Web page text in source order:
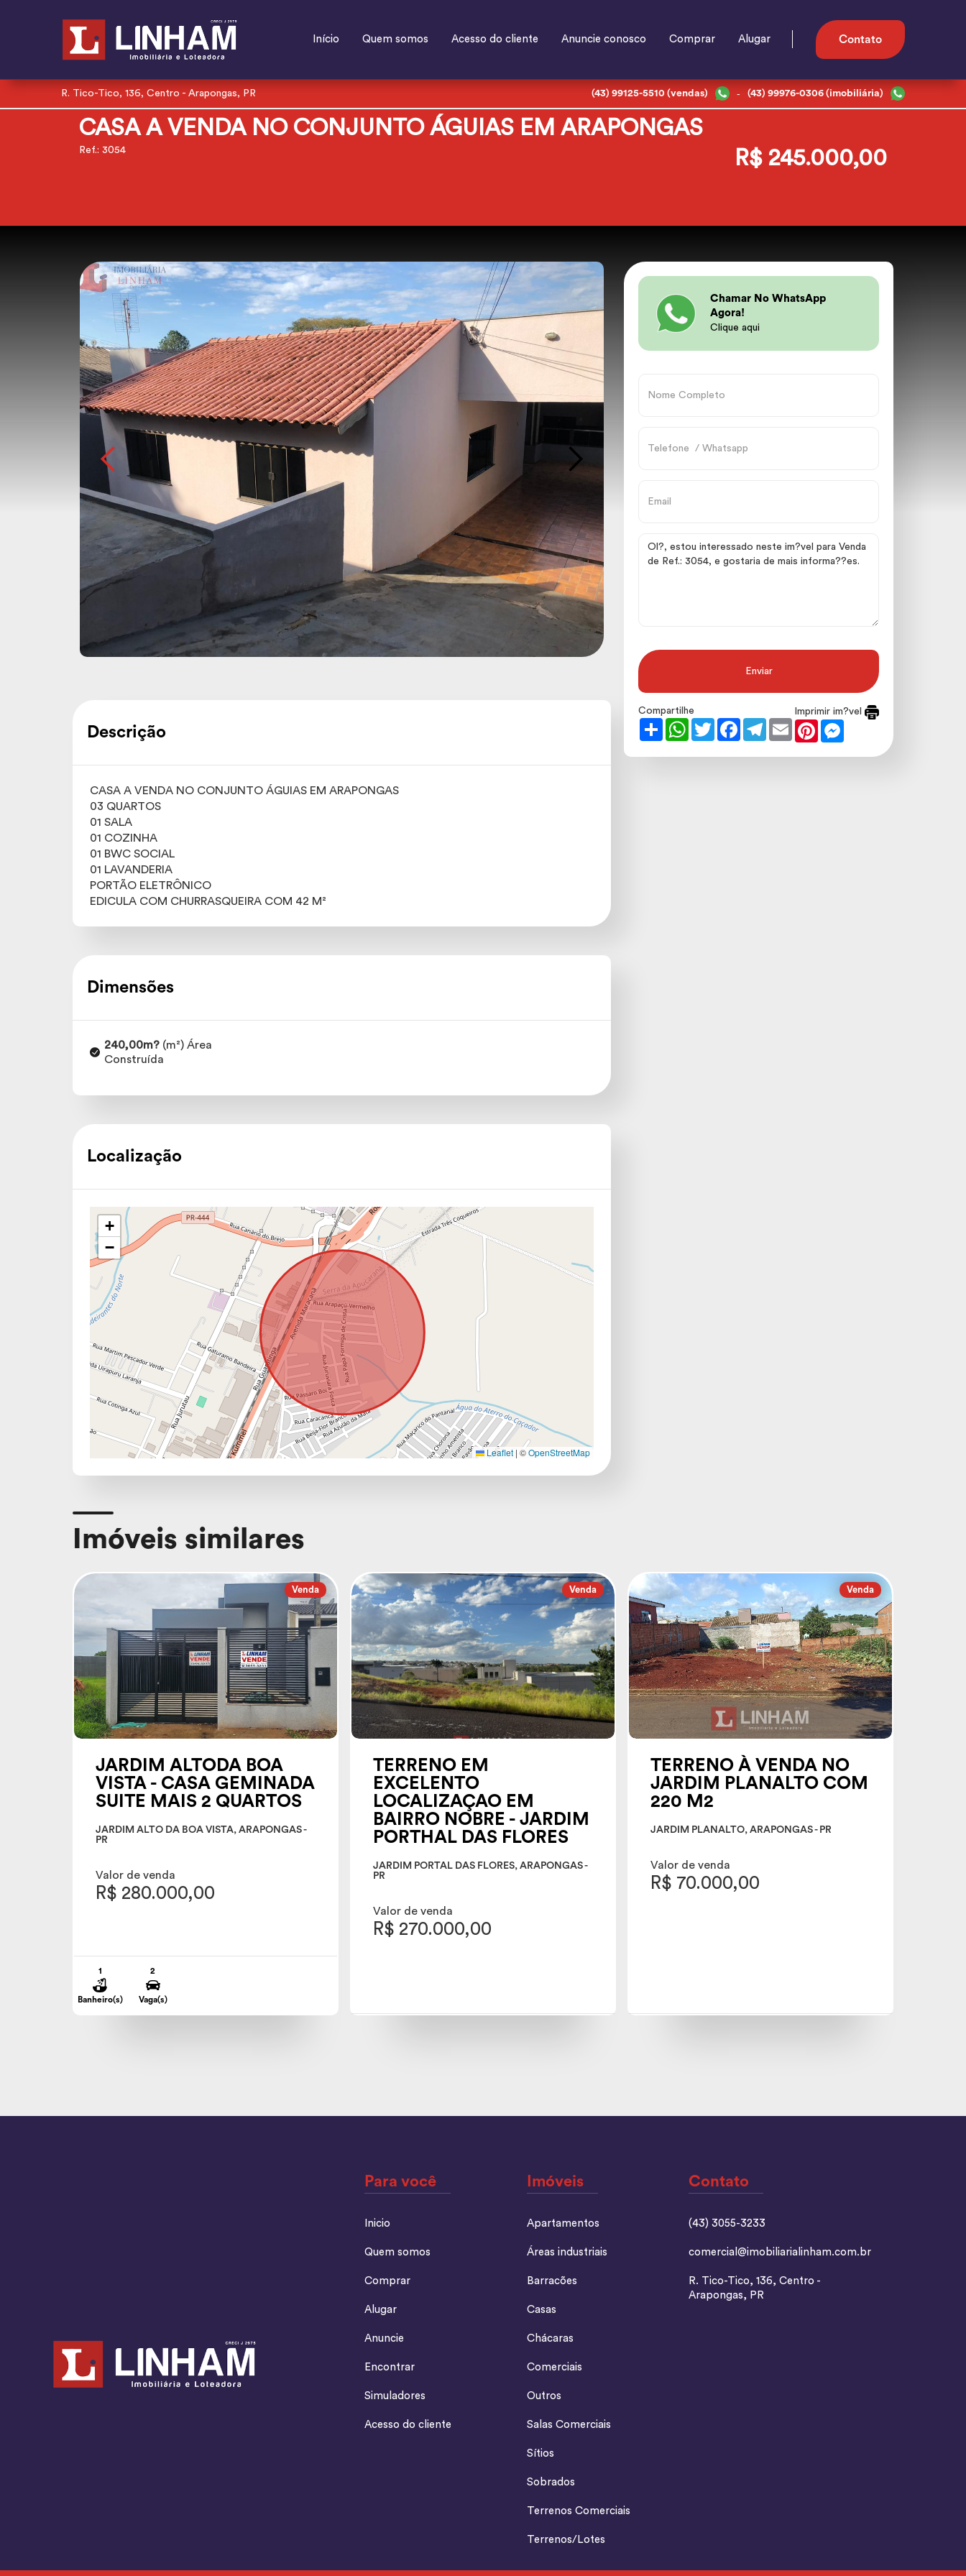
Início Quem somos Acesso do cliente Anuncie conosco Comprar Alugar Contato
R. Tico-Tico, 136, Centro - Arapongas, PR (43) 99125-5510 (vendas) - (43) 99976-0306 (imobiliária)
CASA A VENDA NO CONJUNTO ÁGUIAS EM ARAPONGAS
Ref.: 3054 R$ 245.000,00
Descrição
CASA A VENDA NO CONJUNTO ÁGUIAS EM ARAPONGAS
03 QUARTOS
01 SALA
01 COZINHA
01 BWC SOCIAL
01 LAVANDERIA
PORTÃO ELETRÔNICO
EDICULA COM CHURRASQUEIRA COM 42 M²
Dimensões
240,00m?(m²) Área
Construída
Localização
+
−
Leaflet | ©OpenStreetMap
Chamar No WhatsApp
Agora!
Clique aqui
Enviar
Imprimir im?vel
Compartilhe
Share
WhatsApp
TwitterFacebookTelegram
Email Pinterest
Imóveis similares
Venda
JARDIM ALTODA BOA
VISTA - CASA GEMINADA
SUITE MAIS 2 QUARTOS
JARDIM ALTO DA BOA VISTA, ARAPONGAS -
PR
Valor de venda
R$ 280.000,00
1
Banheiro(s)
2
Vaga(s)
Venda
TERRENO EM
EXCELENTO
LOCALIZAÇAO EM
BAIRRO NOBRE - JARDIM
PORTHAL DAS FLORES
JARDIM PORTAL DAS FLORES, ARAPONGAS -
PR
Valor de venda
R$ 270.000,00
Venda
TERRENO À VENDA NO
JARDIM PLANALTO COM
220 M2
JARDIM PLANALTO, ARAPONGAS - PR
Valor de venda
R$ 70.000,00
Para você
Inicio
Quem somos
Comprar
Alugar
Anuncie
Encontrar
Simuladores
Acesso do cliente
Imóveis
Apartamentos
Áreas industriais
Barracões
Casas
Chácaras
Comerciais
Outros
Salas Comerciais
Sítios
Sobrados
Terrenos Comerciais
Terrenos/Lotes
Contato
(43) 3055-3233
comercial@imobiliarialinham.com.br
R. Tico-Tico, 136, Centro -
Arapongas, PR